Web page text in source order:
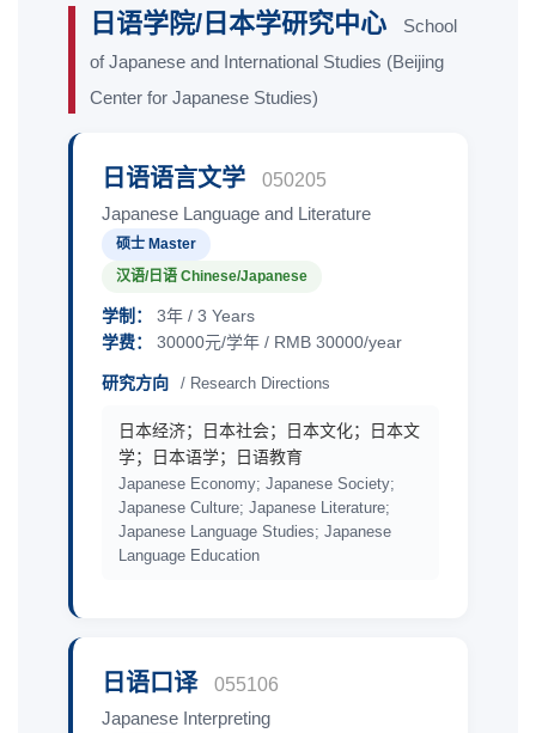
日语学院/日本学研究中心
School
of Japanese and International Studies (Beijing
Center for Japanese Studies)
日语语言文学
050205
Japanese Language and Literature
硕士 Master
汉语/日语 Chinese/Japanese
学制：
3年 / 3 Years
学费：
30000元/学年 / RMB 30000/year
研究方向 / Research Directions
日本经济；日本社会；日本文化；日本文
学；日本语学；日语教育
Japanese Economy; Japanese Society;
Japanese Culture; Japanese Literature;
Japanese Language Studies; Japanese
Language Education
日语口译
055106
Japanese Interpreting